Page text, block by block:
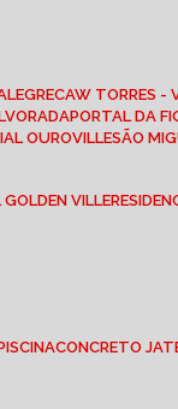
CAW TORRES -
PORTAL DA
OUROVILLE SÃO
GOLDEN VILLE
CONCRETO